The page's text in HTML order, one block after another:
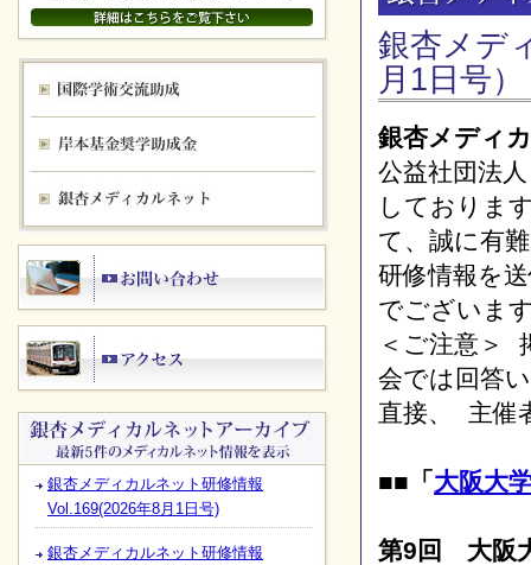
銀杏メディカルネット研修情報
Vol.169(2026年8月1日号)
銀杏メディカルネット研修情報
銀杏メデ
月1日号）
銀杏メディ
公益社団法
しておりま
て、誠に有
研修情報を
でございま
＜ご注意＞
会では回答
直接、 主催
■■「 大阪大
第9回 大阪